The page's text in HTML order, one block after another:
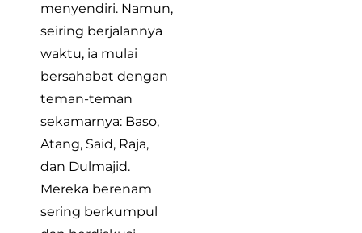
menyendiri. Namun,
seiring berjalannya
waktu, ia mulai
bersahabat dengan
teman-teman
sekamarnya: Baso,
Atang, Said, Raja,
dan Dulmajid.
Mereka berenam
sering berkumpul